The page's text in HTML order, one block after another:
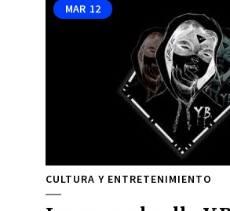
MAR 12
CULTURA Y ENTRETENIMIENTO